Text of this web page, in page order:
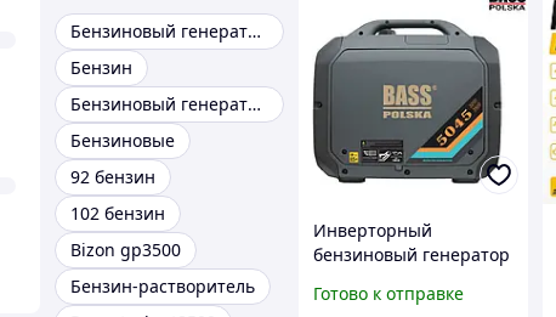
Бензиновый генератор LIFAN
Бензин
Бензиновый генератор forte fg3500e
Бензиновые
92 бензин
102 бензин
Bizon gp3500
Бензин-растворитель
Инверторный
бензиновый генератор
чистая синусоида 230В
Готово к отправке